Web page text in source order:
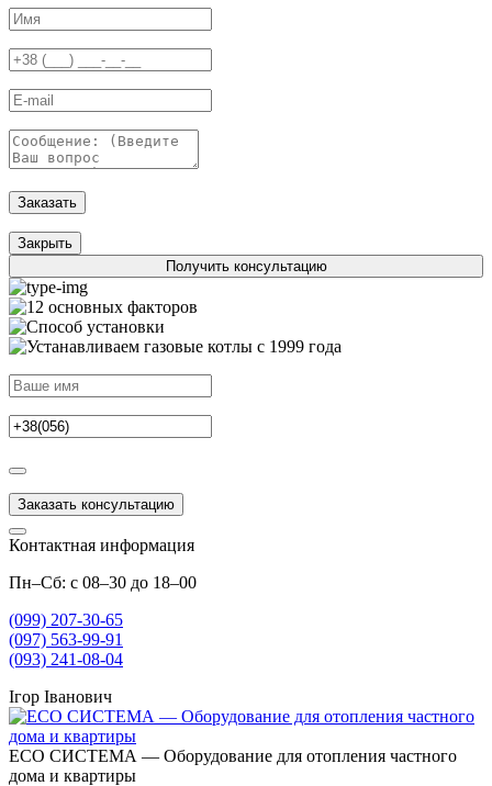
Заказать
Закрыть
Получить консультацию
Заказать консультацию
Контактная информация
Пн–Сб: с 08–30 до 18–00
(099) 207-30-65
(097) 563-99-91
(093) 241-08-04
Ігор Іванович
ECO СИСТЕМА — Оборудование для отопления частного
дома и квартиры